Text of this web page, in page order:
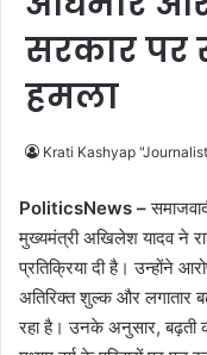
सरकार पर
हमला
Krati Kashyap
PoliticsNews –
मुख्यमंत्री अखिलेश यादव ने
प्रतिक्रिया दी है। उन्होंने
अतिरिक्त शुल्क और लगातार
रहा है। उनके अनुसार, बढ़ती